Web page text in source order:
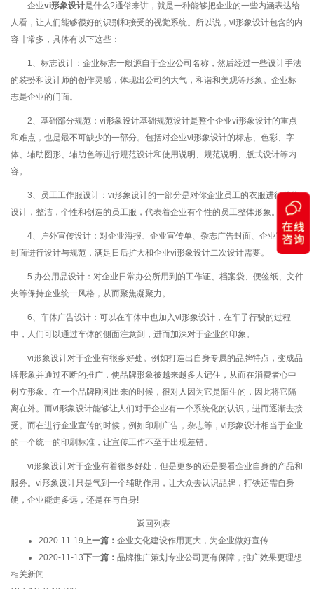
企业vi形象设计是什么?通俗来讲，就是一种能够把企业的一些内涵表达给
人看，让人们能够很好的识别和接受的视觉系统。所以说，vi形象设计包含的内
容非常多，具体有以下这些：
1、标志设计：企业标志一般源自于企业公司名称，然后经过一些设计手法
的装扮和设计师的创作灵感，体现出公司的大气，和谐和美观等形象。企业标
志是企业的门面。
2、基础部分规范：vi形象设计基础规范设计是整个企业vi形象设计的重点
和难点，也是最不可缺少的一部分。包括对企业vi形象设计的标志、色彩、字
体、辅助图形、辅助色等进行规范设计和使用说明、规范说明、版式设计等内
容。
3、员工工作服设计：vi形象设计的一部分是对你企业员工的衣服进行整体
设计，整洁，个性和创造的员工服，代表着企业有个性的员工整体形象。
4、户外宣传设计：对企业海报、企业宣传单、杂志广告封面、企业宣传册
封面进行设计与规范，满足日后扩大和企业vi形象设计二次设计需要。
5.办公用品设计：对企业日常办公所用到的工作证、档案袋、便签纸、文件
夹等保持企业统一风格，从而聚焦凝聚力。
6、车体广告设计：可以在车体中也加入vi形象设计，在车子行驶的过程
中，人们可以通过车体的侧面注意到，进而加深对于企业的印象。
vi形象设计对于企业有很多好处。例如打造出自身专属的品牌特点，变成品
牌形象并通过不断的推广，使品牌形象被越来越多人记住，从而在消费者心中
树立形象。在一个品牌刚刚出来的时候，很对人因为它是陌生的，因此将它隔
离在外。而vi形象设计能够让人们对于企业有一个系统化的认识，进而逐渐去接
受。而在进行企业宣传的时候，例如印刷广告，杂志等，vi形象设计相当于企业
的一个统一的印刷标准，让宣传工作不至于出现差错。
vi形象设计对于企业有着很多好处，但是更多的还是要看企业自身的产品和
服务。vi形象设计只是气到一个辅助作用，让大众去认识品牌，打铁还需自身
硬，企业能走多远，还是在与自身!
返回列表
2020-11-19上一篇： 企业文化建设作用更大，为企业做好宣传
2020-11-13下一篇： 品牌推广策划专业公司更有保障，推广效果更理想
相关新闻